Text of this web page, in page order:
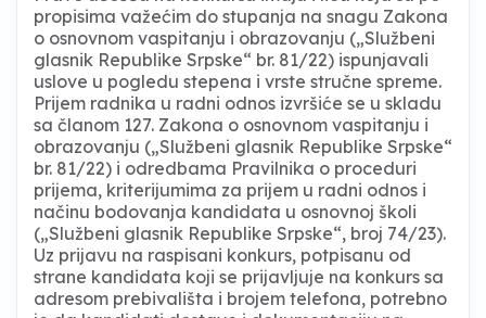
propisima važećim do stupanja na snagu Zakona
o osnovnom vaspitanju i obrazovanju („Službeni
glasnik Republike Srpske“ br. 81/22) ispunjavali
uslove u pogledu stepena i vrste stručne spreme.
Prijem radnika u radni odnos izvršiće se u skladu
sa članom 127. Zakona o osnovnom vaspitanju i
obrazovanju („Službeni glasnik Republike Srpske“
br. 81/22) i odredbama Pravilnika o proceduri
prijema, kriterijumima za prijem u radni odnos i
načinu bodovanja kandidata u osnovnoj školi
(„Službeni glasnik Republike Srpske“, broj 74/23).
Uz prijavu na raspisani konkurs, potpisanu od
strane kandidata koji se prijavljuje na konkurs sa
adresom prebivališta i brojem telefona, potrebno